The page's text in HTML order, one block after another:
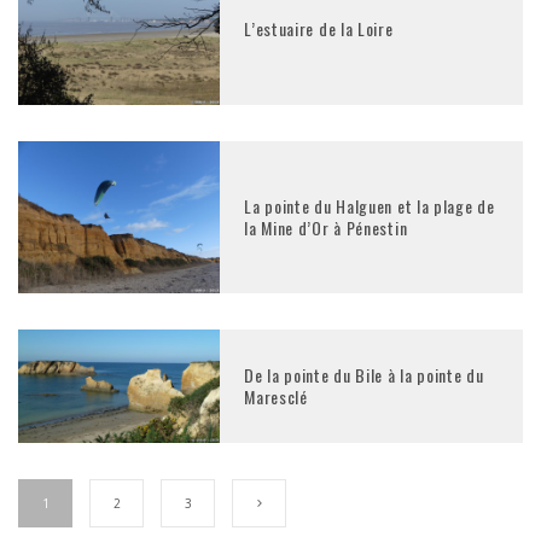
L’estuaire de la Loire
La pointe du Halguen et la plage de
la Mine d’Or à Pénestin
De la pointe du Bile à la pointe du
Maresclé
1 2 3